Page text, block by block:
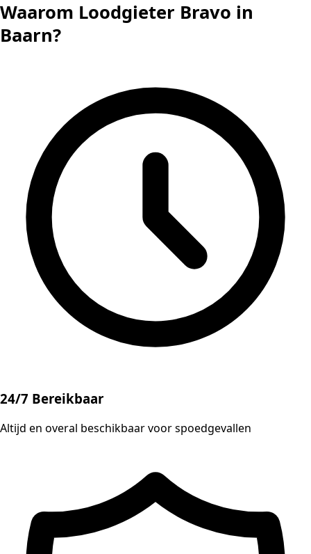
Waarom Loodgieter Bravo in
Baarn?
24/7 Bereikbaar
Altijd en overal beschikbaar voor spoedgevallen